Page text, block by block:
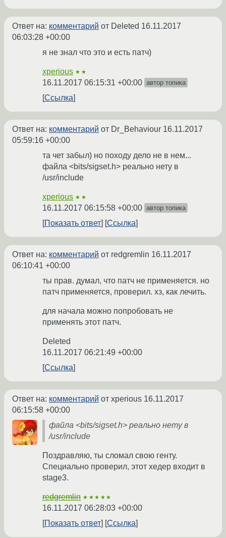
Ответ на: комментарий от Deleted 16.11.2017
06:03:28 +00:00
я не знал что это и есть патч)
xperious ★★
16.11.2017 06:15:31 +00:00 автор топика
Ссылка
Ответ на: комментарий от Dr_Behaviour 16.11.2017
05:59:16 +00:00
та чет забыл) но походу дело не в нем...
файла <bits/sigset.h> реально нету в
/usr/include
xperious ★★
16.11.2017 06:15:58 +00:00 автор топика
Показать ответ Ссылка
Ответ на: комментарий от redgremlin 16.11.2017
06:10:41 +00:00
ты прав. думал, что патч не применяется. но
патч применяется, проверил. хз, как лечить.
для начала можно попробовать не
применять этот патч.
Deleted
16.11.2017 06:21:49 +00:00
Ссылка
Ответ на: комментарий от xperious 16.11.2017
06:15:58 +00:00
файла <bits/sigset.h> реально нету в
/usr/include
Поздравляю, ты сломал свою генту.
Специально проверил, этот хедер входит в
stage3.
redgremlin ★★★★★
16.11.2017 06:28:03 +00:00
Показать ответ
Ссылка